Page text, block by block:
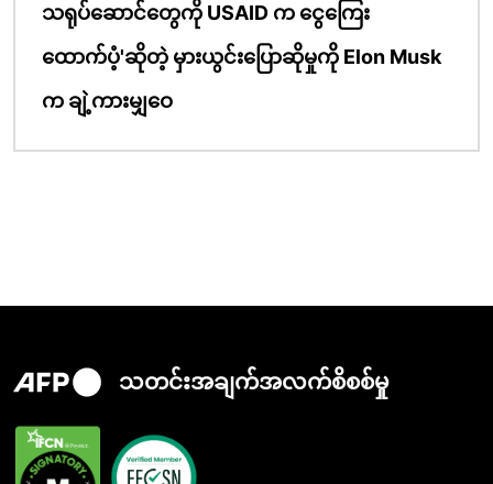
သရုပ်ဆောင်တွေကို USAID က ငွေကြေး
ထောက်ပံ့'ဆိုတဲ့ မှားယွင်းပြောဆိုမှုကို Elon Musk
က ချဲ့ကားမျှဝေ
သတင်းအချက်အလက်စိစစ်မှု